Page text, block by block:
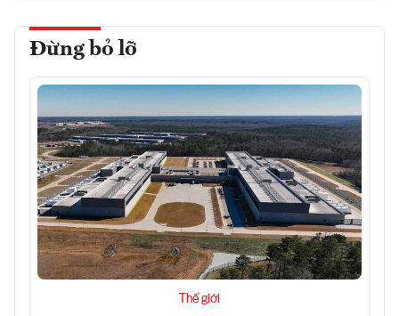
Đừng bỏ lỡ
Thế giới